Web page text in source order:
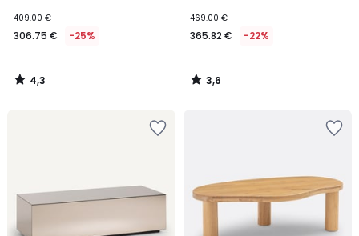
409.00 €
306.75 € -25%
4,3
/
469.00 €
365.82 € -22%
3,6
/